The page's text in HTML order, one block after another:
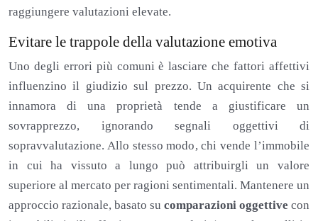
raggiungere valutazioni elevate.
Evitare le trappole della valutazione emotiva
Uno degli errori più comuni è lasciare che fattori affettivi
influenzino il giudizio sul prezzo. Un acquirente che si
innamora di una proprietà tende a giustificare un
sovrapprezzo, ignorando segnali oggettivi di
sopravvalutazione. Allo stesso modo, chi vende l’immobile
in cui ha vissuto a lungo può attribuirgli un valore
superiore al mercato per ragioni sentimentali. Mantenere un
approccio razionale, basato su comparazioni oggettive con